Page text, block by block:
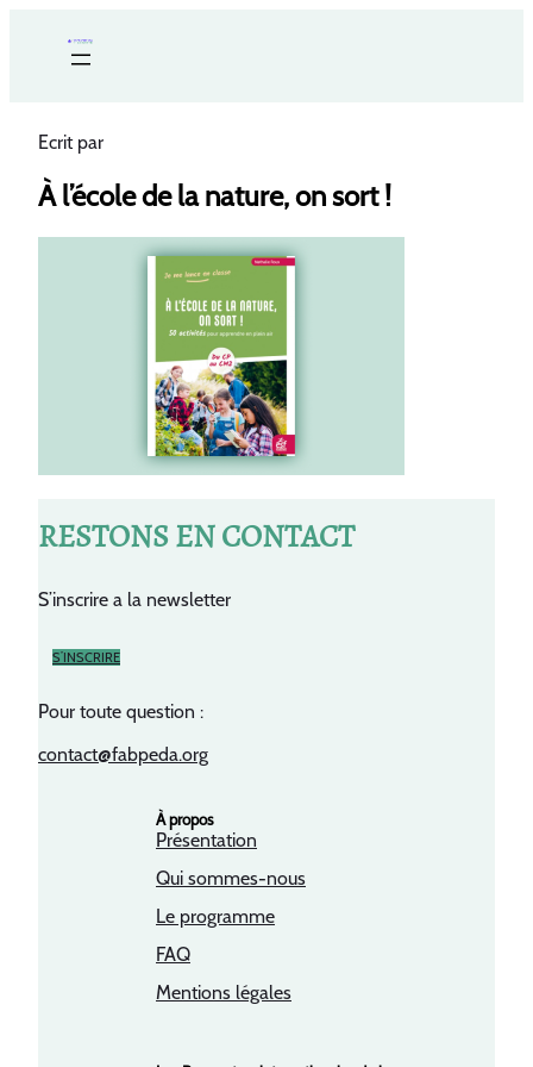
Ecrit par
À l’école de la nature, on sort !
RESTONS EN CONTACT
S’inscrire a la newsletter
S’INSCRIRE
Pour toute question :
contact@fabpeda.org
À propos
Présentation
Qui sommes-nous
Le programme
FAQ
Mentions légales